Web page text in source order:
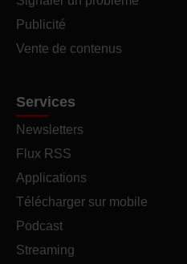
Publicité
Vente de contenus
Services
Newsletters
Flux RSS
Applications
Télécharger sur mobile
Podcast
Streaming